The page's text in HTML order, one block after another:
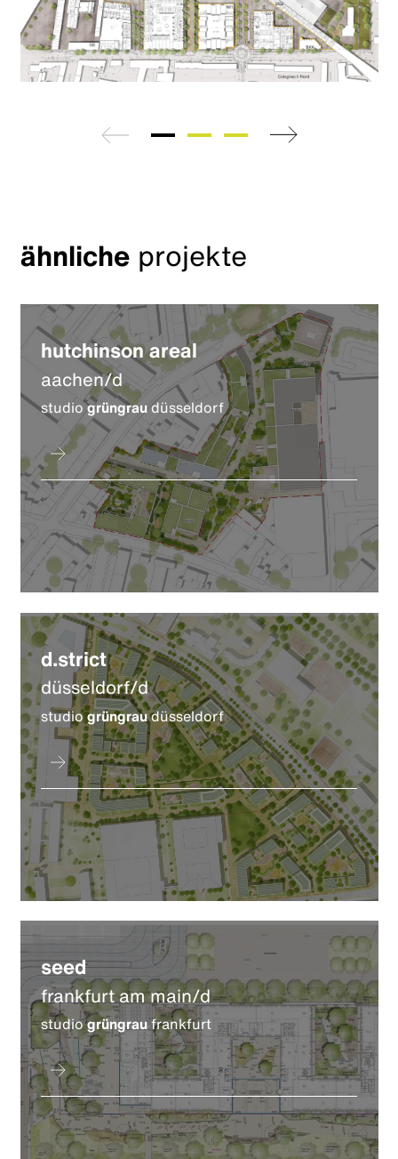
zurück weiter
ähnlicheprojekte
hutchinson areal
aachen/d
studiogrüngraudüsseldorf
d.strict
düsseldorf/d
studiogrüngraudüsseldorf
seed
frankfurt am main/d
studiogrüngraufrankfurt